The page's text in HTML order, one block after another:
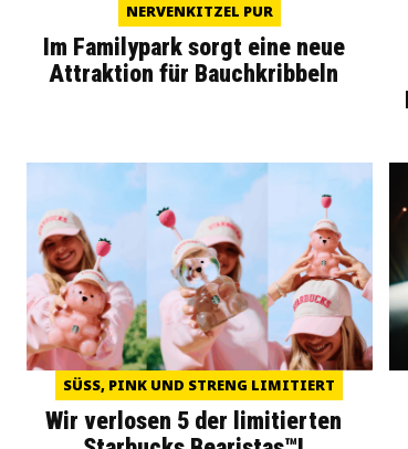
NERVENKITZEL PUR
Im Familypark sorgt eine neue
Attraktion für Bauchkribbeln
SÜSS, PINK UND STRENG LIMITIERT
Wir verlosen 5 der limitierten